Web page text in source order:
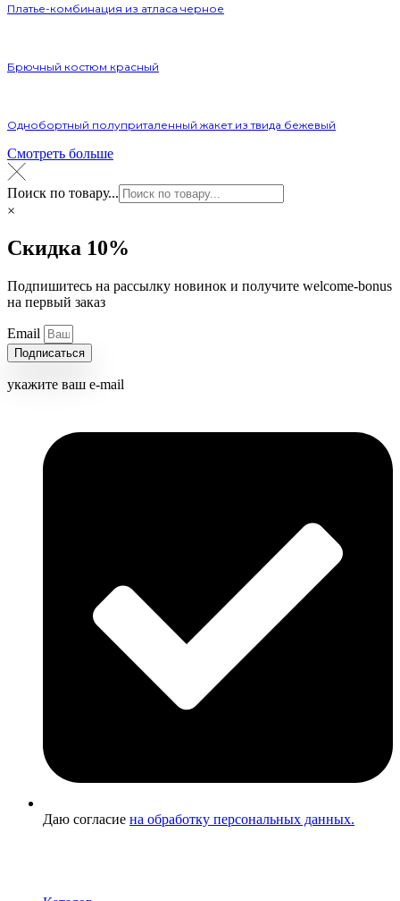
Платье-комбинация из атласа черное
Брючный костюм красный
Однобортный полуприталенный жакет из твида бежевый
Смотреть больше
Поиск по товару...
×
Скидка 10%
Подпишитесь на рассылку новинок и получите welcome-bonus
на первый заказ
Email
Подписаться
укажите ваш e-mail
Даю согласие на обработку персональных данных.